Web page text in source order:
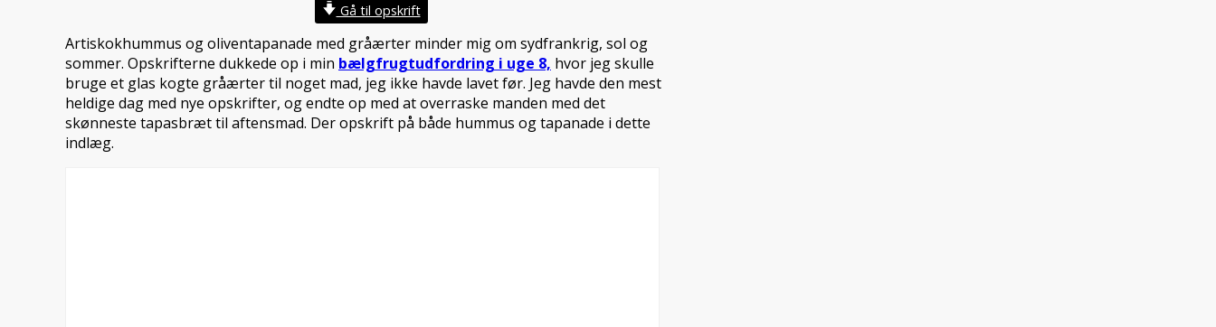
Gå til opskrift
Artiskokhummus og oliventapanade med gråærter minder mig om sydfrankrig, sol og
sommer. Opskrifterne dukkede op i min bælgfrugtudfordring i uge 8, hvor jeg skulle
bruge et glas kogte gråærter til noget mad, jeg ikke havde lavet før. Jeg havde den mest
heldige dag med nye opskrifter, og endte op med at overraske manden med det
skønneste tapasbræt til aftensmad. Der opskrift på både hummus og tapanade i dette
indlæg.